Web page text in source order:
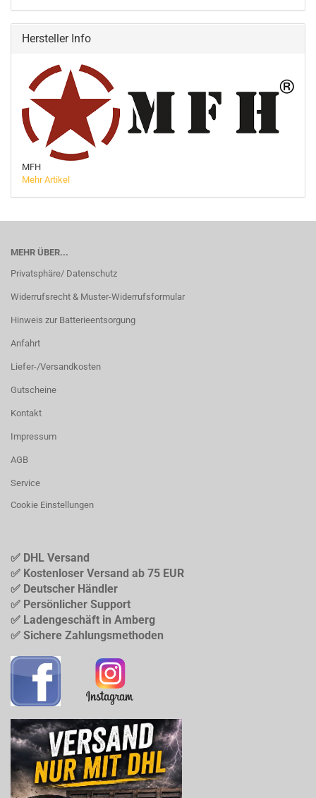
Hersteller Info
MFH
Mehr Artikel
MEHR ÜBER...
Privatsphäre/ Datenschutz
Widerrufsrecht & Muster-Widerrufsformular
Hinweis zur Batterieentsorgung
Anfahrt
Liefer-/Versandkosten
Gutscheine
Kontakt
Impressum
AGB
Service
Cookie Einstellungen
✅ DHL Versand
✅ Kostenloser Versand ab 75 EUR
✅ Deutscher Händler
✅ Persönlicher Support
✅ Ladengeschäft in Amberg
✅ Sichere Zahlungsmethoden